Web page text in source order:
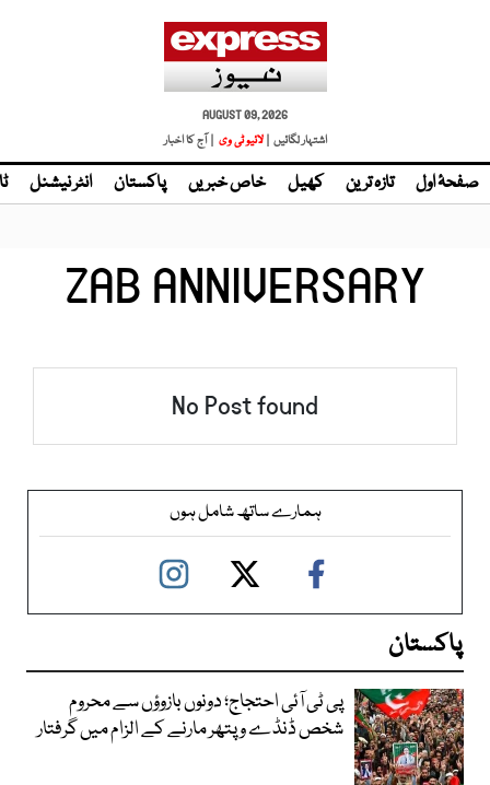
AUGUST 09, 2026
اشتہار لگائیں | لائیو ٹی وی | آج کا اخبار
صفحۂ اول تازہ ترین کھیل خاص خبریں پاکستان انٹر نیشنل
ZAB ANNIVERSARY
No Post found
ہمارے ساتھ شامل ہوں
پاکستان
پی ٹی آئی احتجاج؛ دونوں بازوؤں سے محروم
شخص ڈنڈے و پتھر مارنے کے الزام میں گرفتار